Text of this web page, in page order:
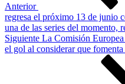
Anterior
regresa el próximo 13 de junio
una de las series del momento,
Siguiente
entrada
Siguiente La Comisión
el gol al considerar que